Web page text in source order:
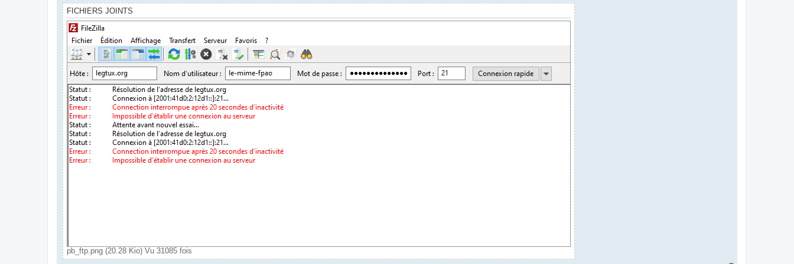
FICHIERS JOINTS
pb_ftp.png (20.28 Kio) Vu 31085 fois